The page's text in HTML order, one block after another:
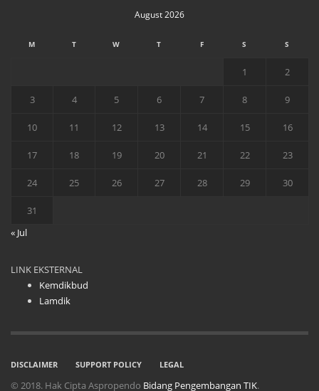
August 2026
M T W T F S S
1 2
3 4 5 6 7 8 9
10 11 12 13 14 15 16
17 18 19 20 21 22 23
24 25 26 27 28 29 30
31
« Jul
LINK EKSTERNAL
Kemdikbud
Lamdik
DISCLAIMER SUPPORT POLICY LEGAL
© 2018. Hak Cipta Aspropendo Bidang Pengembangan TIK.